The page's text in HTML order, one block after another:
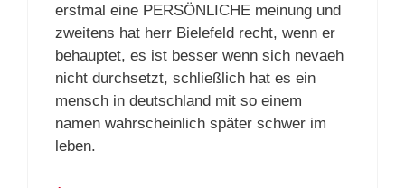
erstmal eine PERSÖNLICHE meinung und
zweitens hat herr Bielefeld recht, wenn er
behauptet, es ist besser wenn sich nevaeh
nicht durchsetzt, schließlich hat es ein
mensch in deutschland mit so einem
namen wahrscheinlich später schwer im
leben.